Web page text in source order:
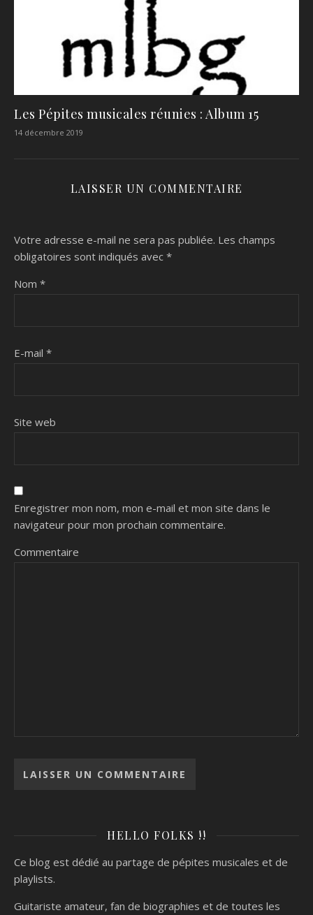
Les Pépites musicales réunies : Album 15
14 décembre 2019
LAISSER UN COMMENTAIRE
Votre adresse e-mail ne sera pas publiée. Les champs
obligatoires sont indiqués avec *
Nom *
E-mail *
Site web
Enregistrer mon nom, mon e-mail et mon site dans le
navigateur pour mon prochain commentaire.
Commentaire
HELLO FOLKS !!
Ce blog est dédié au partage de pépites musicales et de
playlists.
Guitariste amateur, fan de biographies et de toutes les